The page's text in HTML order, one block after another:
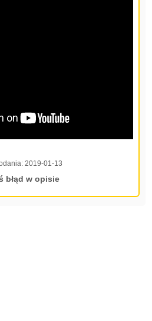
2019-01-13
błąd w opisie